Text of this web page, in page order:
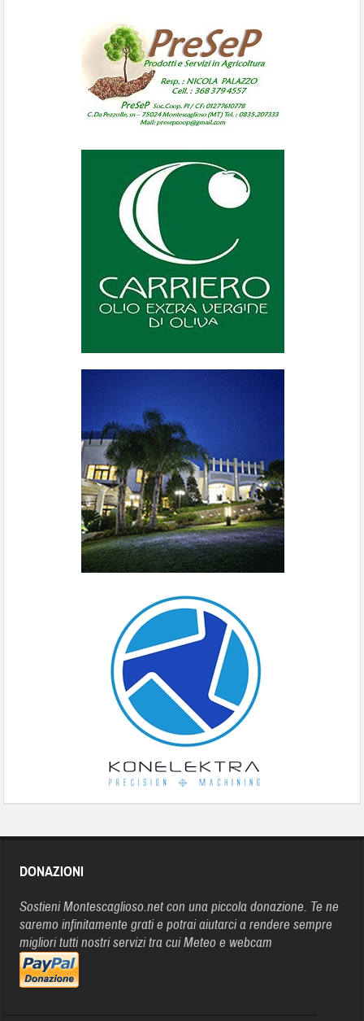
DONAZIONI
Sostieni Montescaglioso.net con una piccola donazione. Te ne
saremo infinitamente grati e potrai aiutarci a rendere sempre
migliori tutti nostri servizi tra cui Meteo e webcam